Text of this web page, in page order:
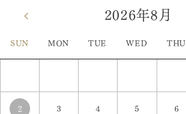
2026年8月
SUN MON TUE WED THU
2 3 4 5 6